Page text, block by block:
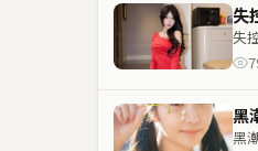
失
失
黑
黑